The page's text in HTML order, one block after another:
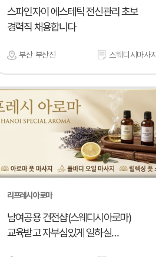
스파인자이 에스테틱 전신관리 초보
경력직 채용합니다
부산 부산진 스웨디시마사지
리프레시 아로마
남여공용 건전샵(스웨디시아로마)
교육받고 자부심있게 일하실